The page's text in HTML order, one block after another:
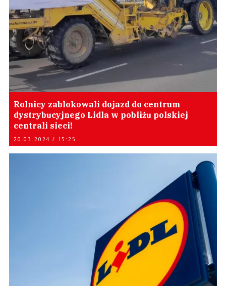
Rolnicy zablokowali dojazd do centrum
dystrybucyjnego Lidla w pobliżu polskiej
centrali sieci!
20.03.2024 / 15:25